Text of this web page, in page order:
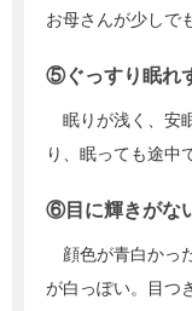
お母さんが少しで
⑤ぐっすり眠れ
眠りが浅く、安
り、眠っても途中
⑥目に輝きがな
顔色が青白かっ
が白っぽい。目つ